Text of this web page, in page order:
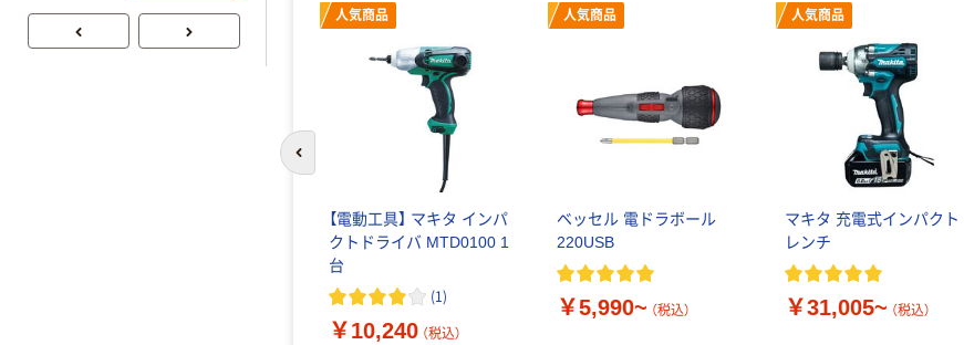
人気商品 人気商品
【電動工具】 マキタ インパ
クトドライバ MTD0100 1
台
(1)
￥10,240 （税込）
人気商品
ベッセル 電ドラボール
220USB
￥5,990~ （税込）
人気商品
マキタ 充電式インパクト
レンチ
￥31,005~ （税込）
前のスライドへ
タ 1個（直送品）
￥5,656